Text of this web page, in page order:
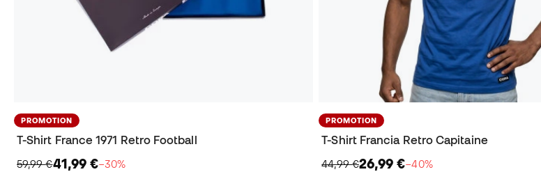
PROMOTION
T-Shirt France 1971 Retro Football
59,99 €41,99 €−30%
PROMOTION
T-Shirt Francia Retro Capitaine
44,99 €26,99 €−40%